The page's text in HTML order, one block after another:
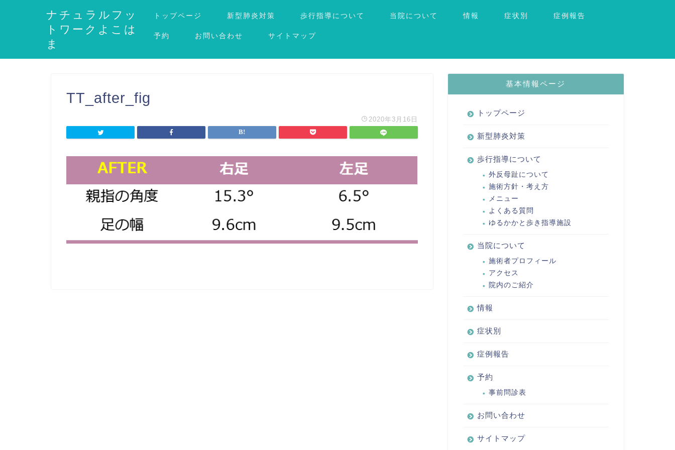
ナチュラルフッ
トワークよこは
ま
トップページ 新型肺炎対策 歩行指導について 当院について 情報 症状別 症例報告
予約 お問い合わせ サイトマップ
TT_after_fig
2020年3月16日
基本情報ページ
トップページ
新型肺炎対策
歩行指導について
外反母趾について
施術方針・考え方
メニュー
よくある質問
ゆるかかと歩き指導施設
当院について
施術者プロフィール
アクセス
院内のご紹介
情報
症状別
症例報告
予約
事前問診表
お問い合わせ
サイトマップ